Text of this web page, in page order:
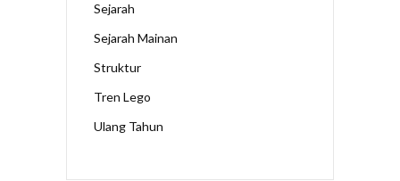
Sejarah
Sejarah Mainan
Struktur
Tren Lego
Ulang Tahun